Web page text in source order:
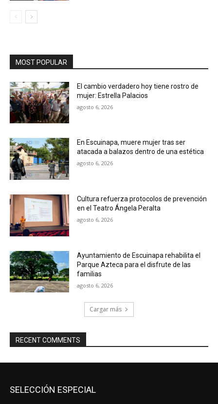
MOST POPULAR
El cambio verdadero hoy tiene rostro de
mujer: Estrella Palacios
agosto 6, 2026
En Escuinapa, muere mujer tras ser
atacada a balazos dentro de una estética
agosto 6, 2026
Cultura refuerza protocolos de prevención
en el Teatro Ángela Peralta
agosto 6, 2026
Ayuntamiento de Escuinapa rehabilita el
Parque Azteca para el disfrute de las
familias
agosto 6, 2026
Cargar más
RECENT COMMENTS
SELECCIÓN ESPECIAL